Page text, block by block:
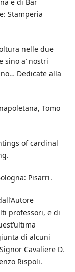
e di Bar
Stamperia
nelle due
sino a’ nostri
Dedicate alla
Tomo
of cardinal
Pisarri.
professori, e di
di alcuni
Cavaliere D.
Rispoli.